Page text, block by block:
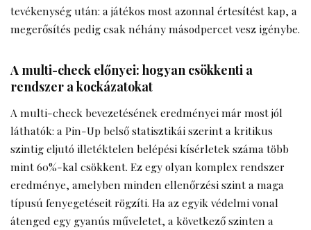
tevékenység után: a játékos most azonnal értesítést kap, a
megerősítés pedig csak néhány másodpercet vesz igénybe.
A multi-check előnyei: hogyan csökkenti a
rendszer a kockázatokat
A multi-check bevezetésének eredményei már most jól
láthatók: a Pin-Up belső statisztikái szerint a kritikus
szintig eljutó illetéktelen belépési kísérletek száma több
mint 60%-kal csökkent. Ez egy olyan komplex rendszer
eredménye, amelyben minden ellenőrzési szint a maga
típusú fenyegetéseit rögzíti. Ha az egyik védelmi vonal
átenged egy gyanús műveletet, a következő szinten a